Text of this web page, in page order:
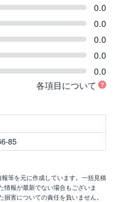
0.0
0.0
0.0
0.0
0.0
各項目について
85
等を元に作成しています。一括見積
情報が最新でない場合もございま
害についての責任を負いません。